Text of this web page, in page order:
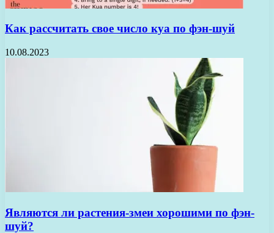
Как рассчитать свое число куа по фэн-шуй
10.08.2023
Являются ли растения-змеи хорошими по фэн-
шуй?